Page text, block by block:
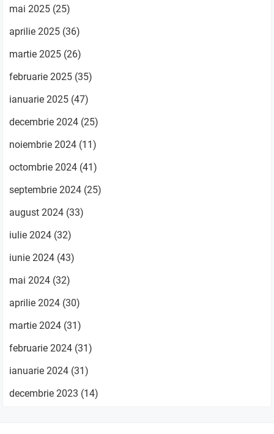
mai 2025 (25)
aprilie 2025 (36)
martie 2025 (26)
februarie 2025 (35)
ianuarie 2025 (47)
decembrie 2024 (25)
noiembrie 2024 (11)
octombrie 2024 (41)
septembrie 2024 (25)
august 2024 (33)
iulie 2024 (32)
iunie 2024 (43)
mai 2024 (32)
aprilie 2024 (30)
martie 2024 (31)
februarie 2024 (31)
ianuarie 2024 (31)
decembrie 2023 (14)